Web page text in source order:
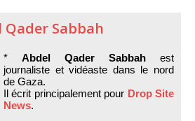
Qader Sabbah
* Abdel Qader Sabbah est
journaliste et vidéaste dans le nord
de Gaza.
Il écrit principalement pour Drop Site
News.